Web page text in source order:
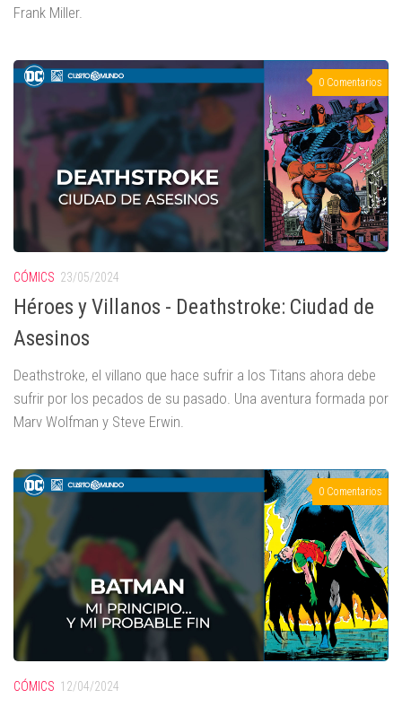
Frank Miller.
0 Comentarios
CÓMICS 23/05/2024
Héroes y Villanos - Deathstroke: Ciudad de
Asesinos
Deathstroke, el villano que hace sufrir a los Titans ahora debe
sufrir por los pecados de su pasado. Una aventura formada por
Marv Wolfman y Steve Erwin.
0 Comentarios
CÓMICS 12/04/2024